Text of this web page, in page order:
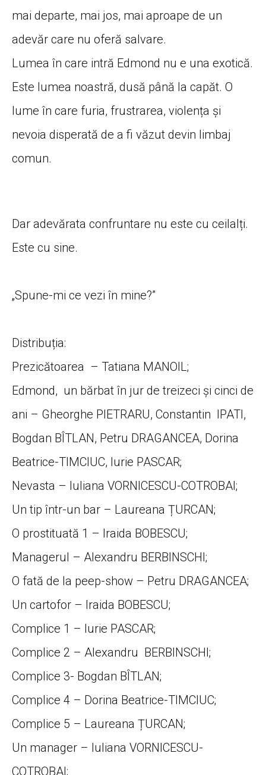
mai departe, mai jos, mai aproape de un
adevăr care nu oferă salvare.
Lumea în care intră Edmond nu e una exotică.
Este lumea noastră, dusă până la capăt. O
lume în care furia, frustrarea, violența și
nevoia disperată de a fi văzut devin limbaj
comun.
Dar adevărata confruntare nu este cu ceilalți.
Este cu sine.
„Spune-mi ce vezi în mine?”
Distribuția:
Prezicătoarea – Tatiana MANOIL;
Edmond, un bărbat în jur de treizeci şi cinci de
ani – Gheorghe PIETRARU, Constantin IPATI,
Bogdan BÎTLAN, Petru DRAGANCEA, Dorina
Beatrice-TIMCIUC, Iurie PASCAR;
Nevasta – Iuliana VORNICESCU-COTROBAI;
Un tip într-un bar – Laureana ȚURCAN;
O prostituată 1 – Iraida BOBESCU;
Managerul – Alexandru BERBINSCHI;
O fată de la peep-show – Petru DRAGANCEA;
Un cartofor – Iraida BOBESCU;
Complice 1 – Iurie PASCAR;
Complice 2 – Alexandru BERBINSCHI;
Complice 3- Bogdan BÎTLAN;
Complice 4 – Dorina Beatrice-TIMCIUC;
Complice 5 – Laureana ȚURCAN;
Un manager – Iuliana VORNICESCU-
COTROBAI;